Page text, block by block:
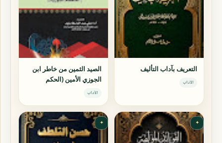
التعريف بآداب التأليف
الآداب
الصيد الثمين من خاطر ابن
الجوزي الأمين (الحكم
الجوزية)
الآداب
✦
✦